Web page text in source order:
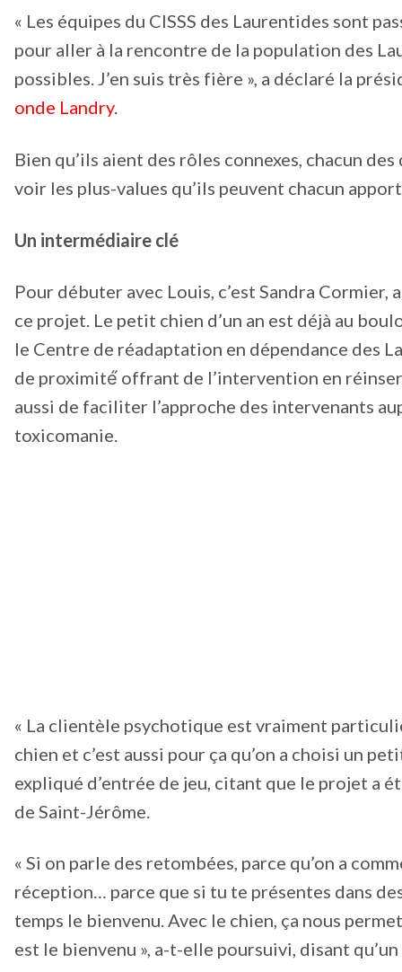
« Les équipes du CISSS des Laurentides sont
pour aller à la rencontre de la population des
possibles. J’en suis très fière », a déclaré la
onde Landry.
Bien qu’ils aient des rôles connexes, chacun
voir les plus-values qu’ils peuvent chacun
Un intermédiaire clé
Pour débuter avec Louis, c’est Sandra
ce projet. Le petit chien d’un an est déjà au
le Centre de réadaptation en dépendance des
de proximité́ offrant de l’intervention en
aussi de faciliter l’approche des intervenants
toxicomanie.
« La clientèle psychotique est vraiment
chien et c’est aussi pour ça qu’on a choisi un
expliqué d’entrée de jeu, citant que le projet a
de Saint-Jérôme.
« Si on parle des retombées, parce qu’on a
réception… parce que si tu te présentes dans
temps le bienvenu. Avec le chien, ça nous
est le bienvenu », a-t-elle poursuivi, disant